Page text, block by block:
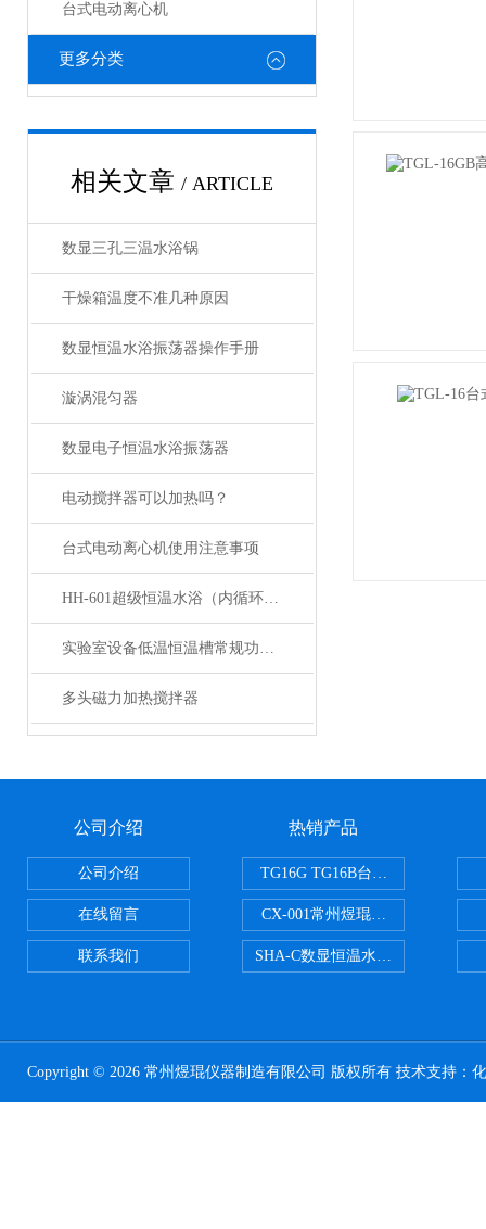
台式电动离心机
更多分类
相关文章 / ARTICLE
数显三孔三温水浴锅
干燥箱温度不准几种原因
数显恒温水浴振荡器操作手册
漩涡混匀器
数显电子恒温水浴振荡器
电动搅拌器可以加热吗？
台式电动离心机使用注意事项
HH-601超级恒温水浴（内循环泵）的技术参数
实验室设备低温恒温槽常规功能选择
多头磁力加热搅拌器
公司介绍
公司介绍
在线留言
联系我们
热销产品
TG16G TG16B台式高速离心机
CX-001常州煜琨电热铝块加热器
SHA-C数显恒温水浴振荡器往复
Copyright © 2026 常州煜琨仪器制造有限公司 版权所有 技术支持：